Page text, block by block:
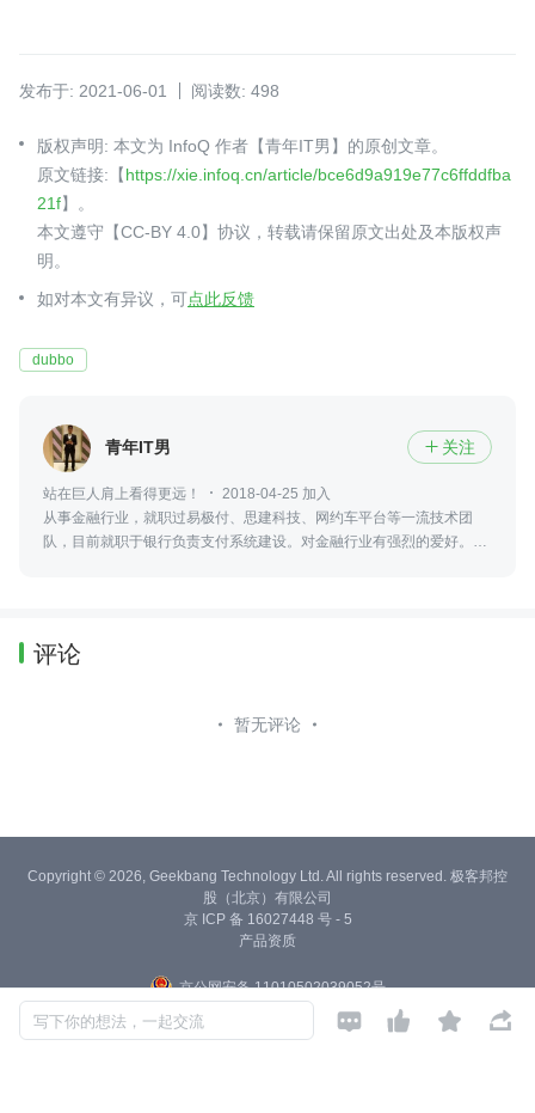
发布于: 2021-06-01 阅读数: 498
版权声明: 本文为 InfoQ 作者【青年IT男】的原创文章。
原文链接:【https://xie.infoq.cn/article/bce6d9a919e77c6ffddfba
21f】。
本文遵守【CC-BY 4.0】协议，转载请保留原文出处及本版权声
明。
如对本文有异议，可点此反馈
dubbo
青年IT男  关注
站在巨人肩上看得更远！
2018-04-25 加入
从事金融行业，就职过易极付、思建科技、网约车平台等一流技术团
队，目前就职于银行负责支付系统建设。对金融行业有强烈的爱好。实
评论
暂无评论
写下你的想法，一起交流    
Copyright © 2026, Geekbang Technology Ltd. All rights reserved. 极客邦控
股（北京）有限公司
京 ICP 备 16027448 号 - 5
产品资质
京公网安备 11010502039052号